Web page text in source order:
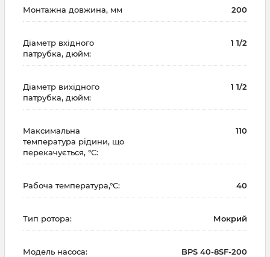
Монтажна довжина, мм 200
Діаметр вхідного
патрубка, дюйм:
1 1/2
Діаметр вихідного
патрубка, дюйм:
1 1/2
Максимальна
температура рідини, що
перекачується, °С:
110
Рабоча температура,°С: 40
Тип ротора: Мокрий
Модель насоса: BPS 40-8SF-200